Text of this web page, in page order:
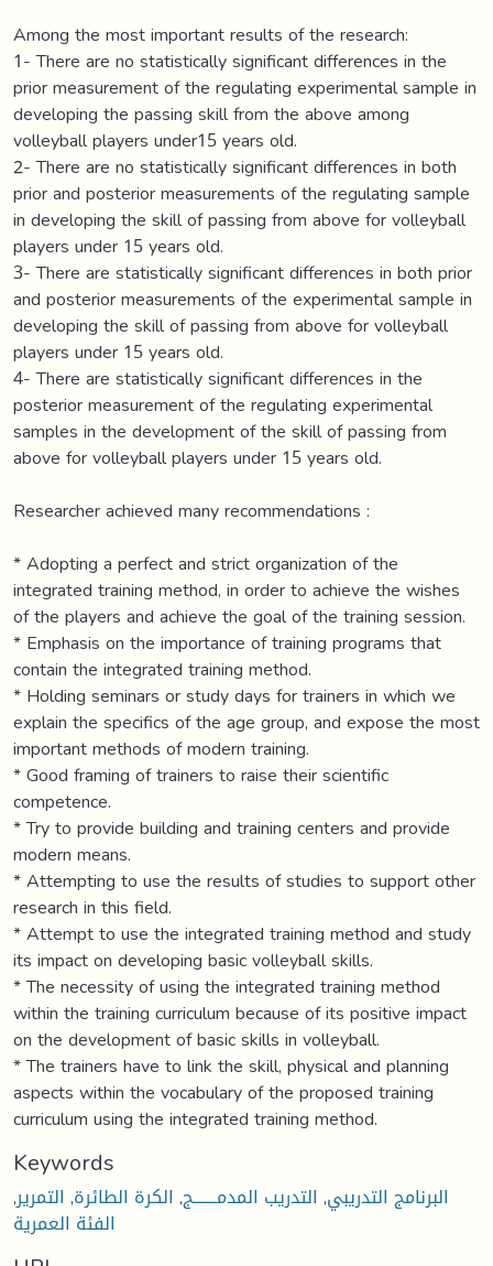
Among the most important results of the research:
1- There are no statistically significant differences in the
prior measurement of the regulating experimental sample in
developing the passing skill from the above among
volleyball players under15 years old.
2- There are no statistically significant differences in both
prior and posterior measurements of the regulating sample
in developing the skill of passing from above for volleyball
players under 15 years old.
3- There are statistically significant differences in both prior
and posterior measurements of the experimental sample in
developing the skill of passing from above for volleyball
players under 15 years old.
4- There are statistically significant differences in the
posterior measurement of the regulating experimental
samples in the development of the skill of passing from
above for volleyball players under 15 years old.
Researcher achieved many recommendations :
* Adopting a perfect and strict organization of the
integrated training method, in order to achieve the wishes
of the players and achieve the goal of the training session.
* Emphasis on the importance of training programs that
contain the integrated training method.
* Holding seminars or study days for trainers in which we
explain the specifics of the age group, and expose the most
important methods of modern training.
* Good framing of trainers to raise their scientific
competence.
* Try to provide building and training centers and provide
modern means.
* Attempting to use the results of studies to support other
research in this field.
* Attempt to use the integrated training method and study
its impact on developing basic volleyball skills.
* The necessity of using the integrated training method
within the training curriculum because of its positive impact
on the development of basic skills in volleyball.
* The trainers have to link the skill, physical and planning
aspects within the vocabulary of the proposed training
curriculum using the integrated training method.
Keywords
البرنامج التدريبي, التدريب المدمـــــــج, الكرة الطائرة, التمرير,
الفئة العمرية